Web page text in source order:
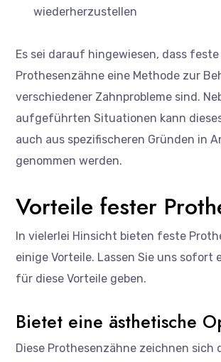
wiederherzustellen
Es sei darauf hingewiesen, dass feste
Prothesenzähne eine Methode zur
verschiedener Zahnprobleme sind.
aufgeführten Situationen kann
auch aus spezifischeren Gründen in
genommen werden.
Vorteile fester
In vielerlei Hinsicht bieten feste
einige Vorteile. Lassen Sie uns sofort
für diese Vorteile geben.
Bietet eine ästhetische
Diese Prothesenzähne zeichnen sich